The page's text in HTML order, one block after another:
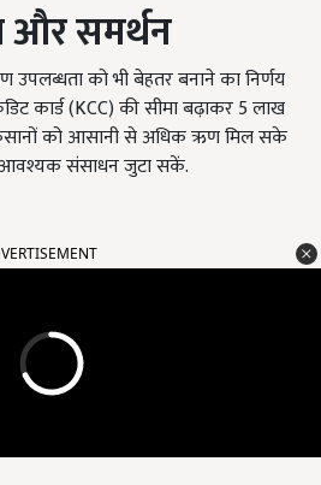
समर्थन
को भी बेहतर बनाने का निर्णय
कार्ड (KCC) की सीमा बढ़ाकर 5 लाख
को आसानी से अधिक ऋण मिल सके
संसाधन जुटा सकें.